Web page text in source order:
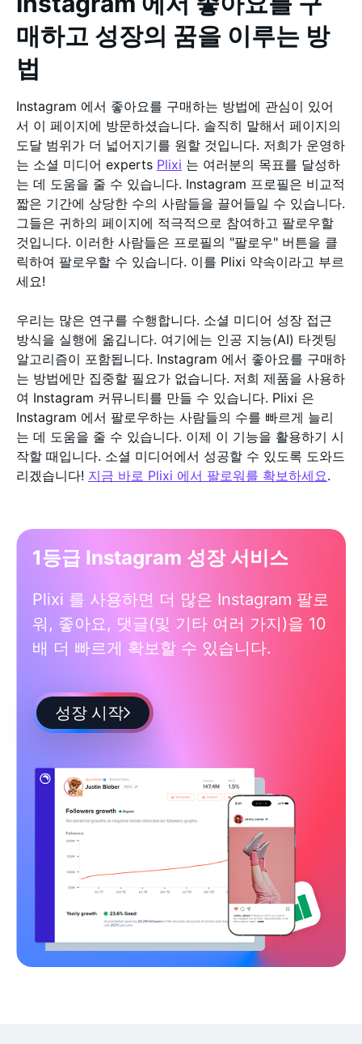
매하고 성장의 꿈을 이루는 방
법
Instagram 에서 좋아요를 구매하는 방법에 관심이 있어
서 이 페이지에 방문하셨습니다. 솔직히 말해서 페이지의
도달 범위가 더 넓어지기를 원할 것입니다. 저희가 운영하
는 소셜 미디어 experts Plixi 는 여러분의 목표를 달성하
는 데 도움을 줄 수 있습니다. Instagram 프로필은 비교적
짧은 기간에 상당한 수의 사람들을 끌어들일 수 있습니다.
그들은 귀하의 페이지에 적극적으로 참여하고 팔로우할
것입니다. 이러한 사람들은 프로필의 "팔로우" 버튼을 클
릭하여 팔로우할 수 있습니다. 이를 Plixi 약속이라고 부르
세요!
우리는 많은 연구를 수행합니다. 소셜 미디어 성장 접근
방식을 실행에 옮깁니다. 여기에는 인공 지능(AI) 타겟팅
알고리즘이 포함됩니다. Instagram 에서 좋아요를 구매하
는 방법에만 집중할 필요가 없습니다. 저희 제품을 사용하
여 Instagram 커뮤니티를 만들 수 있습니다. Plixi 은
Instagram 에서 팔로우하는 사람들의 수를 빠르게 늘리
는 데 도움을 줄 수 있습니다. 이제 이 기능을 활용하기 시
작할 때입니다. 소셜 미디어에서 성공할 수 있도록 도와드
리겠습니다! 지금 바로 Plixi 에서 팔로워를 확보하세요.
1등급 Instagram 성장 서비스
Plixi 를 사용하면 더 많은 Instagram 팔로
워, 좋아요, 댓글(및 기타 여러 가지)을 10
배 더 빠르게 확보할 수 있습니다.
성장 시작